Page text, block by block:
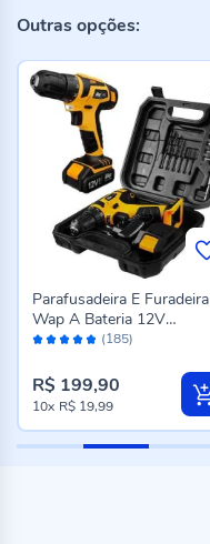
Outras opções:
Avaliação: (185)
Parafusadeira E Furadeira
Wap A Bateria 12V
Bpf12k3 - Bivolt
R$ 199,90
10x R$ 19,99